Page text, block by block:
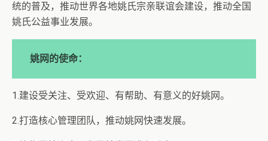
统的普及，推动世界各地姚氏宗亲联谊会建设，推动全国
姚氏公益事业发展。
姚网的使命：
1.建设受关注、受欢迎、有帮助、有意义的好姚网。
2.打造核心管理团队，推动姚网快速发展。